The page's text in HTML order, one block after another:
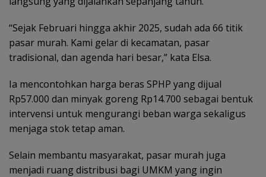
“Sejak Februari hingga akhir 2025, sudah ada 66 titik
pasar murah. Kami gelar di kecamatan, pasar
tradisional, dan agenda hari besar,” kata Elsa.
Ia mencontohkan harga beras SPHP yang dijual
Rp57.000 dan minyak goreng Rp14.700 sebagai bentuk
intervensi untuk mengurangi beban warga sekaligus
menjaga stok tetap aman.
Selain membantu masyarakat, pasar murah juga
menjadi ruang distribusi bagi UMKM yang ingin